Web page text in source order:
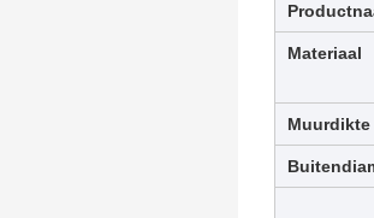
Materiaal
Muurdikte